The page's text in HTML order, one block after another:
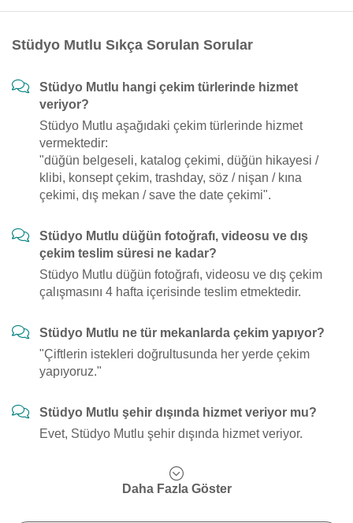
Stüdyo Mutlu Sıkça Sorulan Sorular
Stüdyo Mutlu hangi çekim türlerinde hizmet
veriyor?
Stüdyo Mutlu aşağıdaki çekim türlerinde hizmet
vermektedir:
"düğün belgeseli, katalog çekimi, düğün hikayesi /
klibi, konsept çekim, trashday, söz / nişan / kına
çekimi, dış mekan / save the date çekimi".
Stüdyo Mutlu düğün fotoğrafı, videosu ve dış
çekim teslim süresi ne kadar?
Stüdyo Mutlu düğün fotoğrafı, videosu ve dış çekim
çalışmasını 4 hafta içerisinde teslim etmektedir.
Stüdyo Mutlu ne tür mekanlarda çekim yapıyor?
"Çiftlerin istekleri doğrultusunda her yerde çekim
yapıyoruz."
Stüdyo Mutlu şehir dışında hizmet veriyor mu?
Evet, Stüdyo Mutlu şehir dışında hizmet veriyor.
Daha Fazla Göster